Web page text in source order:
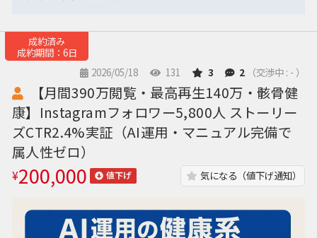
成約済み
成約期間：6日
2026/05/18
131 3 2 （交渉中 : - ）
【月間390万閲覧・最高再生140万・骸骨健
康】Instagramフォロワー5,800人 ストーリー
ズCTR2.4%実証（AI運用・マニュアル完備で
属人性ゼロ）
¥200,000 値下げ 気になる（値下げ通知）